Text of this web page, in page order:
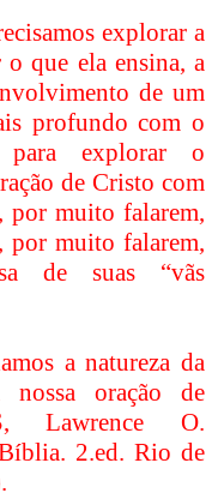
explorar a
que ela ensina, a
de um
profundo com o
explorar o
de Cristo com
por muito falarem,
por muito falarem,
de suas “vãs
a natureza da
oração de
Lawrence O.
2.ed. Rio de